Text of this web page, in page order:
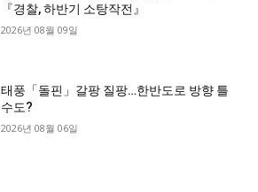
『경찰, 하반기 소탕작전』
2026년 08월 09일
태풍「돌핀」갈팡 질팡…한반도로 방향 틀
수도?
2026년 08월 06일